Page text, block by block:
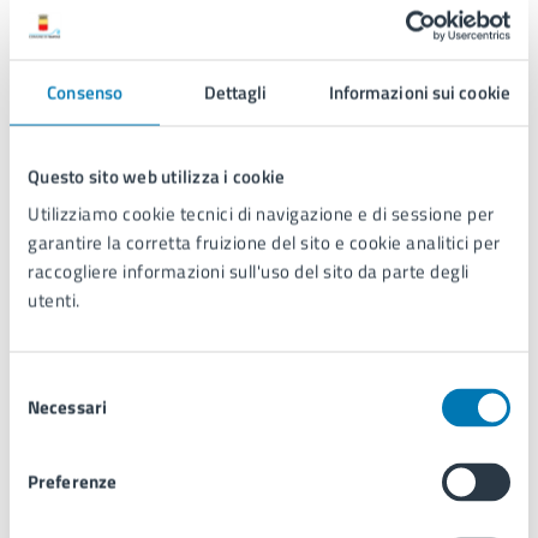
Consenso Dettagli Informazioni sui cookie
Questo sito web utilizza i cookie
Utilizziamo cookie tecnici di navigazione e di sessione per
garantire la corretta fruizione del sito e cookie analitici per
raccogliere informazioni sull'uso del sito da parte degli
utenti.
delNecessari
Preferenze
L1054_010_35
L1054_010_36
L1054_010_38
L1054_010_39
L1054_010_40
L1054_010_41
L1054_010_42
L1054_010_43
L1054_010_44
L1054_010_45
L1054_010_48
Servizio Pianificazione urbanistica attuativa e generale